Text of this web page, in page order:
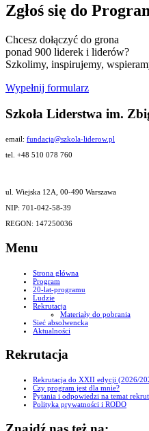
Zgłoś się do
Chcesz dołączyć do grona
ponad 900 liderek i liderów?
Szkolimy, inspirujemy,
Wypełnij formularz
Szkoła Liderstwa im.
email: fundacja@szkola-liderow.pl
tel. +48 510 078 760
ul. Wiejska 12A, 00-490 Warszawa
NIP: 701-042-58-39
REGON: 147250036
Menu
Strona główna
Program
20-lat-programu
Ludzie
Rekrutacja
Materiały do pobrania
Sieć absolwencka
Aktualności
Rekrutacja
Rekrutacja do XXII edycji (2026/
Czy program jest dla mnie?
Pytania i odpowiedzi na temat
Polityka prywatności i RODO